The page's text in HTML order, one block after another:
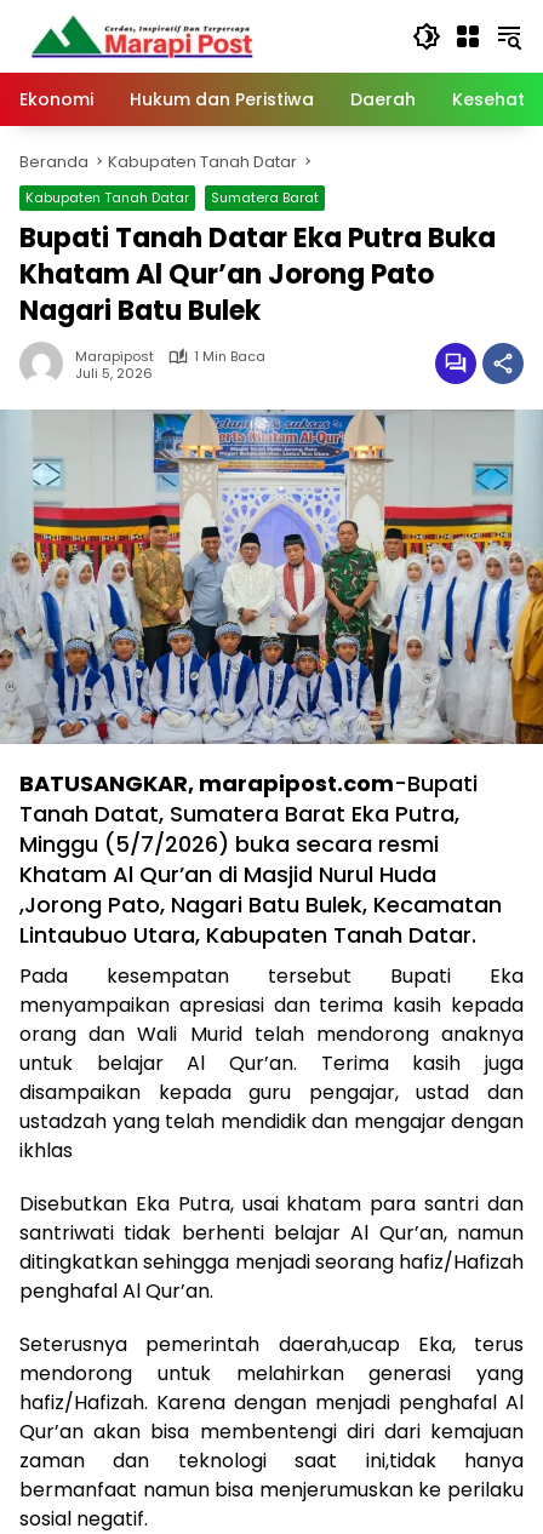
Langsung
konten
Ekonomi
Hukum dan Peristiwa Daerah
Beranda Kabupaten Tanah Datar
Kabupaten Tanah Datar Sumatera Barat
Bupati Tanah Datar Eka Putra Buka
Khatam Al Qur’an Jorong Pato
Nagari Batu Bulek
Marapipost
1 Min Baca
Juli 5, 2026
BATUSANGKAR, marapipost.com-Bupati
Tanah Datat, Sumatera Barat Eka Putra,
Minggu (5/7/2026) buka secara resmi
Khatam Al Qur’an di Masjid Nurul Huda
,Jorong Pato, Nagari Batu Bulek, Kecamatan
Lintaubuo Utara, Kabupaten Tanah Datar.
Pada kesempatan tersebut Bupati Eka
menyampaikan apresiasi dan terima kasih kepada
orang dan Wali Murid telah mendorong anaknya
untuk belajar Al Qur’an. Terima kasih juga
disampaikan kepada guru pengajar, ustad dan
ustadzah yang telah mendidik dan mengajar dengan
ikhlas
Disebutkan Eka Putra, usai khatam para santri dan
santriwati tidak berhenti belajar Al Qur’an, namun
ditingkatkan sehingga menjadi seorang hafiz/Hafizah
penghafal Al Qur’an.
Seterusnya pemerintah daerah,ucap Eka, terus
mendorong untuk melahirkan generasi yang
hafiz/Hafizah. Karena dengan menjadi penghafal Al
Qur’an akan bisa membentengi diri dari kemajuan
zaman dan teknologi saat ini,tidak hanya
bermanfaat namun bisa menjerumuskan ke perilaku
sosial negatif.